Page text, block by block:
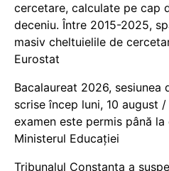
cercetare, calculate pe cap
deceniu. Între 2015-2025,
masiv cheltuielile de
Eurostat
Bacalaureat 2026, sesiunea
scrise încep luni, 10 august
examen este permis până
Ministerul Educației
Tribunalul Constanța a